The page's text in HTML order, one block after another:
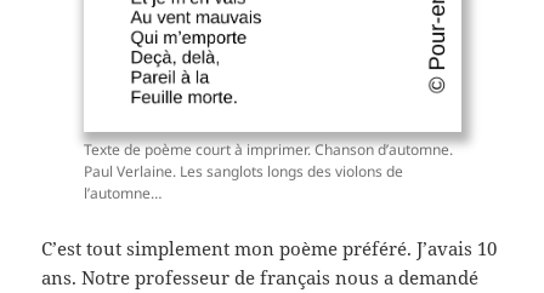
Texte de poème court à imprimer. Chanson d’automne.
Paul Verlaine. Les sanglots longs des violons de
l’automne…
C’est tout simplement mon poème préféré. J’avais 10
ans. Notre professeur de français nous a demandé